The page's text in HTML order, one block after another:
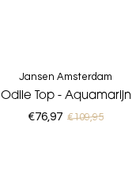
Jansen Amsterdam
Odile Top - Aquamarijn
€76,97 €109,95